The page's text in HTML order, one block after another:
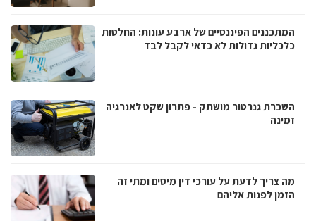
המתכננים הפיננסיים של ארבע עונות: החלטות
כלכליות גדולות לא כדאי לקבל לבד
השכרת גנרטור מושתק - פתרון שקט לאנרגיה
זמינה
מה צריך לדעת על עורכי דין מיסים ומתי זה
הזמן לפנות אליהם